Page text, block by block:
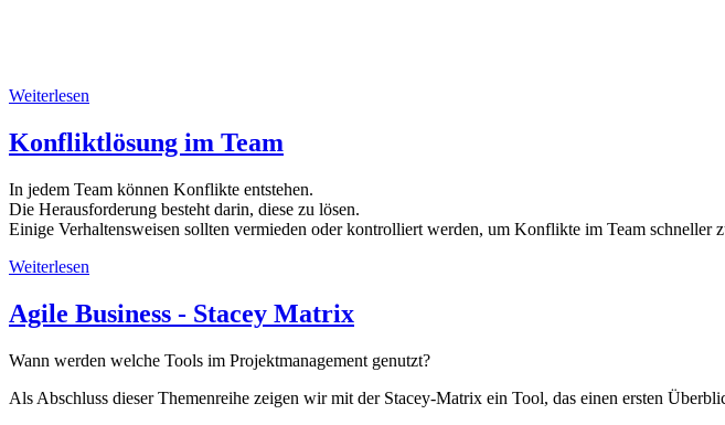
Weiterlesen
Konfliktlösung im Team
In jedem Team können Konflikte entstehen.
Die Herausforderung besteht darin, diese zu lösen.
Einige Verhaltensweisen sollten vermieden oder kontrolliert werden, um Konflikte im Team schneller
Weiterlesen
Agile Business - Stacey Matrix
Wann werden welche Tools im Projektmanagement genutzt?
Als Abschluss dieser Themenreihe zeigen wir mit der Stacey-Matrix ein Tool, das einen ersten